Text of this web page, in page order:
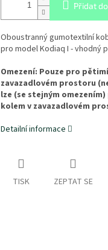
Přidat
Oboustranný gumotextilní
pro model Kodiaq I - vhodný
Omezení: Pouze pro
zavazadlovém prostoru
lze (se stejným
kolem v zavazadlovém
Detailní informace
TISK ZEPTAT SE